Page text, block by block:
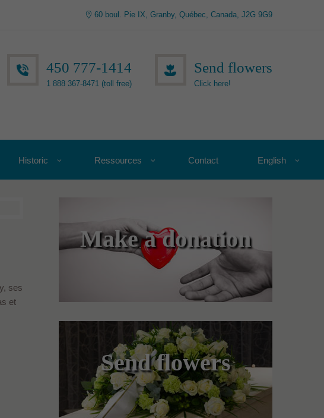
60 boul. Pie IX, Granby, Québec, Canada, J2G 9G9
450 777-1414
1 888 367-8471 (toll free)
Send flowers
Click here!
Historic Ressources Contact English
ses
et
Make a donation
Send flowers